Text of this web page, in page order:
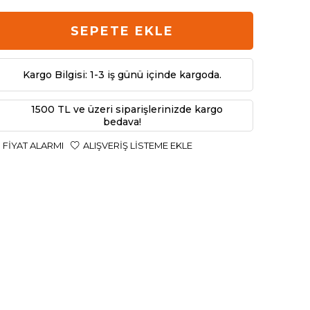
SEPETE EKLE
Kargo Bilgisi: 1-3 iş günü içinde kargoda.
1500 TL ve üzeri siparişlerinizde kargo
bedava!
FIYAT ALARMI ALIŞVERIŞ LISTEME EKLE